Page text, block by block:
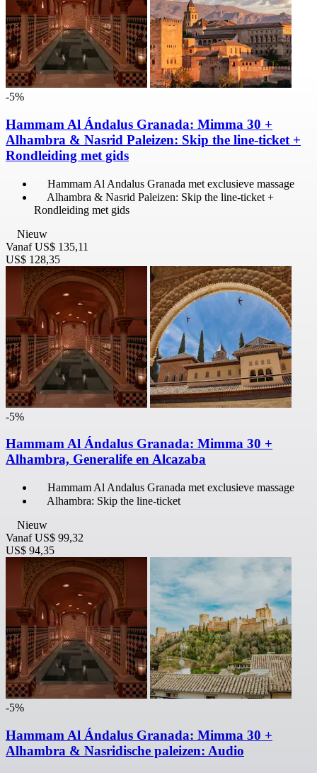
-5%
Hammam Al Ándalus Granada: Mimma 30 +
Alhambra & Nasrid Paleizen: Skip the line-ticket +
Rondleiding met gids
Hammam Al Andalus Granada met exclusieve massage
Alhambra & Nasrid Paleizen: Skip the line-ticket +
Rondleiding met gids
Nieuw
Vanaf US$ 135,11
US$ 128,35
-5%
Hammam Al Ándalus Granada: Mimma 30 +
Alhambra, Generalife en Alcazaba
Hammam Al Andalus Granada met exclusieve massage
Alhambra: Skip the line-ticket
Nieuw
Vanaf US$ 99,32
US$ 94,35
-5%
Hammam Al Ándalus Granada: Mimma 30 +
Alhambra & Nasridische paleizen: Audio